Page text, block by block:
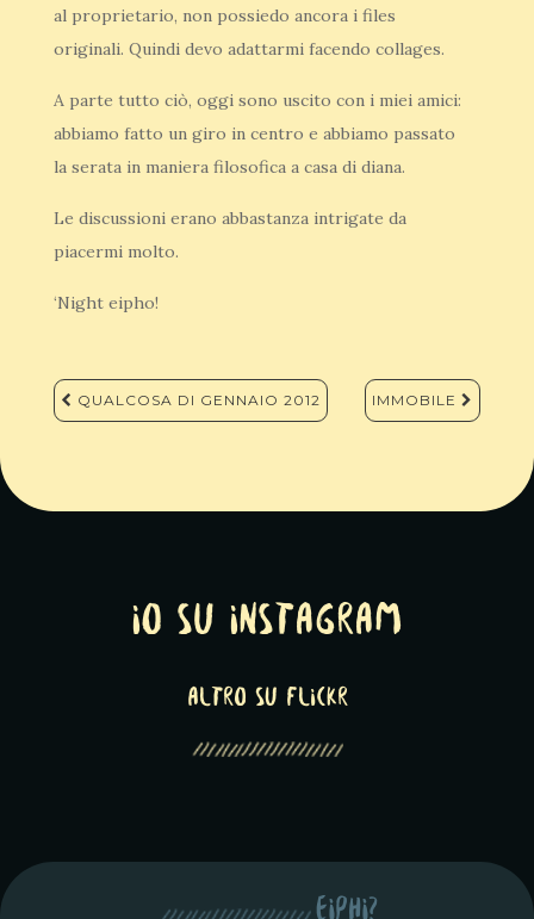
al proprietario, non possiedo ancora i files
originali. Quindi devo adattarmi facendo collages.
A parte tutto ciò, oggi sono uscito con i miei amici:
abbiamo fatto un giro in centro e abbiamo passato
la serata in maniera filosofica a casa di diana.
Le discussioni erano abbastanza intrigate da
piacermi molto.
‘Night eipho!
Navigazione
articoli
QUALCOSA DI GENNAIO 2012 IMMOBILE
Io su Instagram
altro su Flickr
eiphi?